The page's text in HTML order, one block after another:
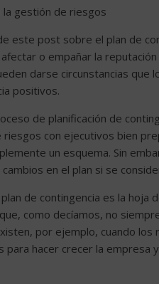
la gestión de riesgos
este post sobre el plan de
o empañar la
darse circunstancias que
positivos.
de planificación de
con ejecutivos bien
un esquema. Sin
en el plan si se
de contingencia es la hoja
como decíamos, no
por ejemplo, cuando los
para hacer crecer la empresa